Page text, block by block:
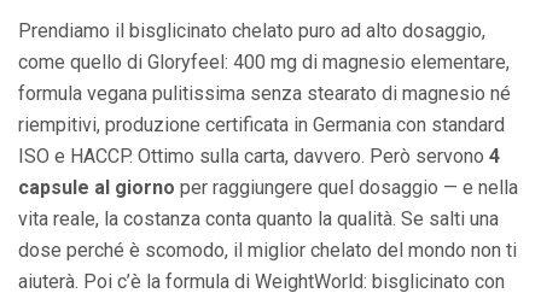
Prendiamo il bisglicinato chelato puro ad alto dosaggio,
come quello di Gloryfeel: 400 mg di magnesio elementare,
formula vegana pulitissima senza stearato di magnesio né
riempitivi, produzione certificata in Germania con standard
ISO e HACCP. Ottimo sulla carta, davvero. Però servono 4
capsule al giorno per raggiungere quel dosaggio — e nella
vita reale, la costanza conta quanto la qualità. Se salti una
dose perché è scomodo, il miglior chelato del mondo non ti
aiuterà. Poi c’è la formula di WeightWorld: bisglicinato con